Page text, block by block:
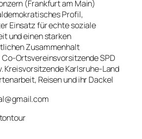
(Frankfurt am Main)
Profil,
Einsatz für echte soziale
und einen starken
Zusammenhalt
Co-Ortsvereinsvorsitzende SPD
Kreisvorsitzende Karlsruhe-Land
Reisen und ihr Dackel